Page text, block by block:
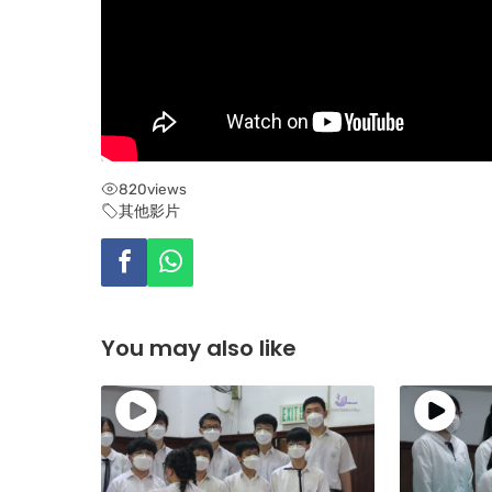
820views
其他影片
You may also like